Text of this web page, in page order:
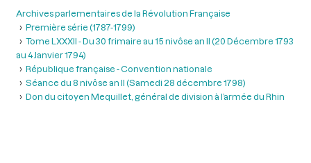
Archives parlementaires de la Révolution Française
Première série (1787-1799)
Tome LXXXII - Du 30 frimaire au 15 nivôse an II (20 Décembre 1793
au 4 Janvier 1794)
République française - Convention nationale
Séance du 8 nivôse an II (Samedi 28 décembre 1798)
Don du citoyen Mequillet, général de division à l’armée du Rhin